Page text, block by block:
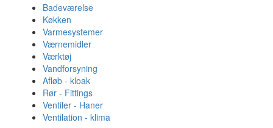
Badeværelse
Køkken
Varmesystemer
Værnemidler
Værktøj
Vandforsyning
Afløb - kloak
Rør - Fittings
Ventiler - Haner
Ventilation - klima